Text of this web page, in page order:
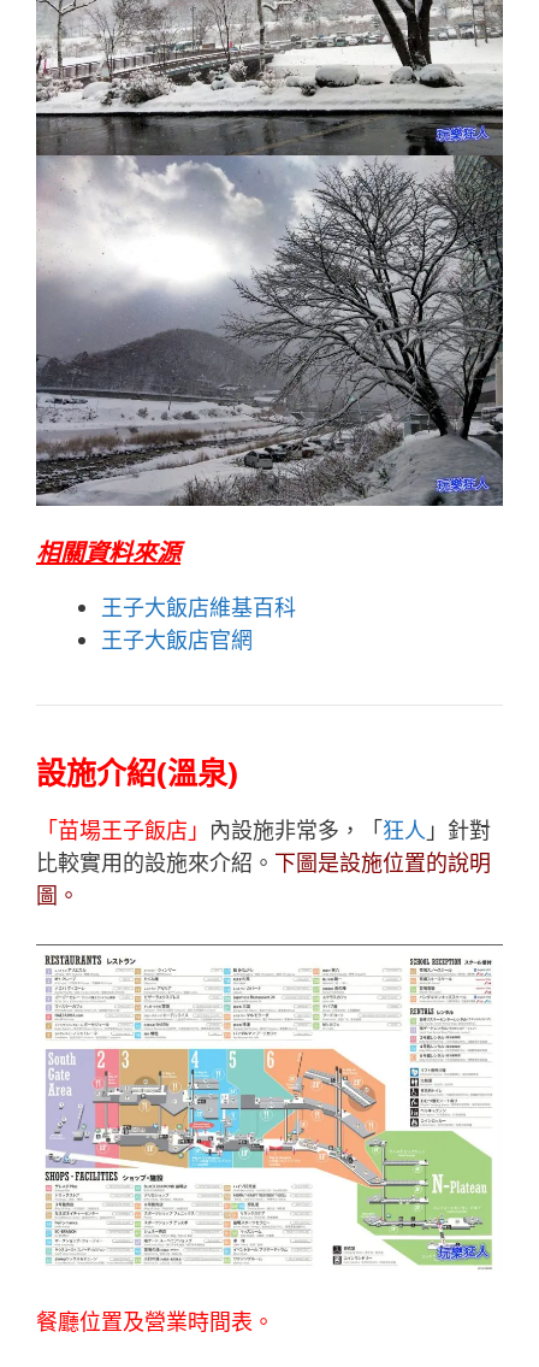
相關資料來源
王子大飯店維基百科
王子大飯店官網
設施介紹(溫泉)
「苗場王子飯店」 內設施非常多，「狂人 」針對
比較實用的設施來介紹。 下圖是設施位置的說明
圖。
餐廳位置及營業時間表。